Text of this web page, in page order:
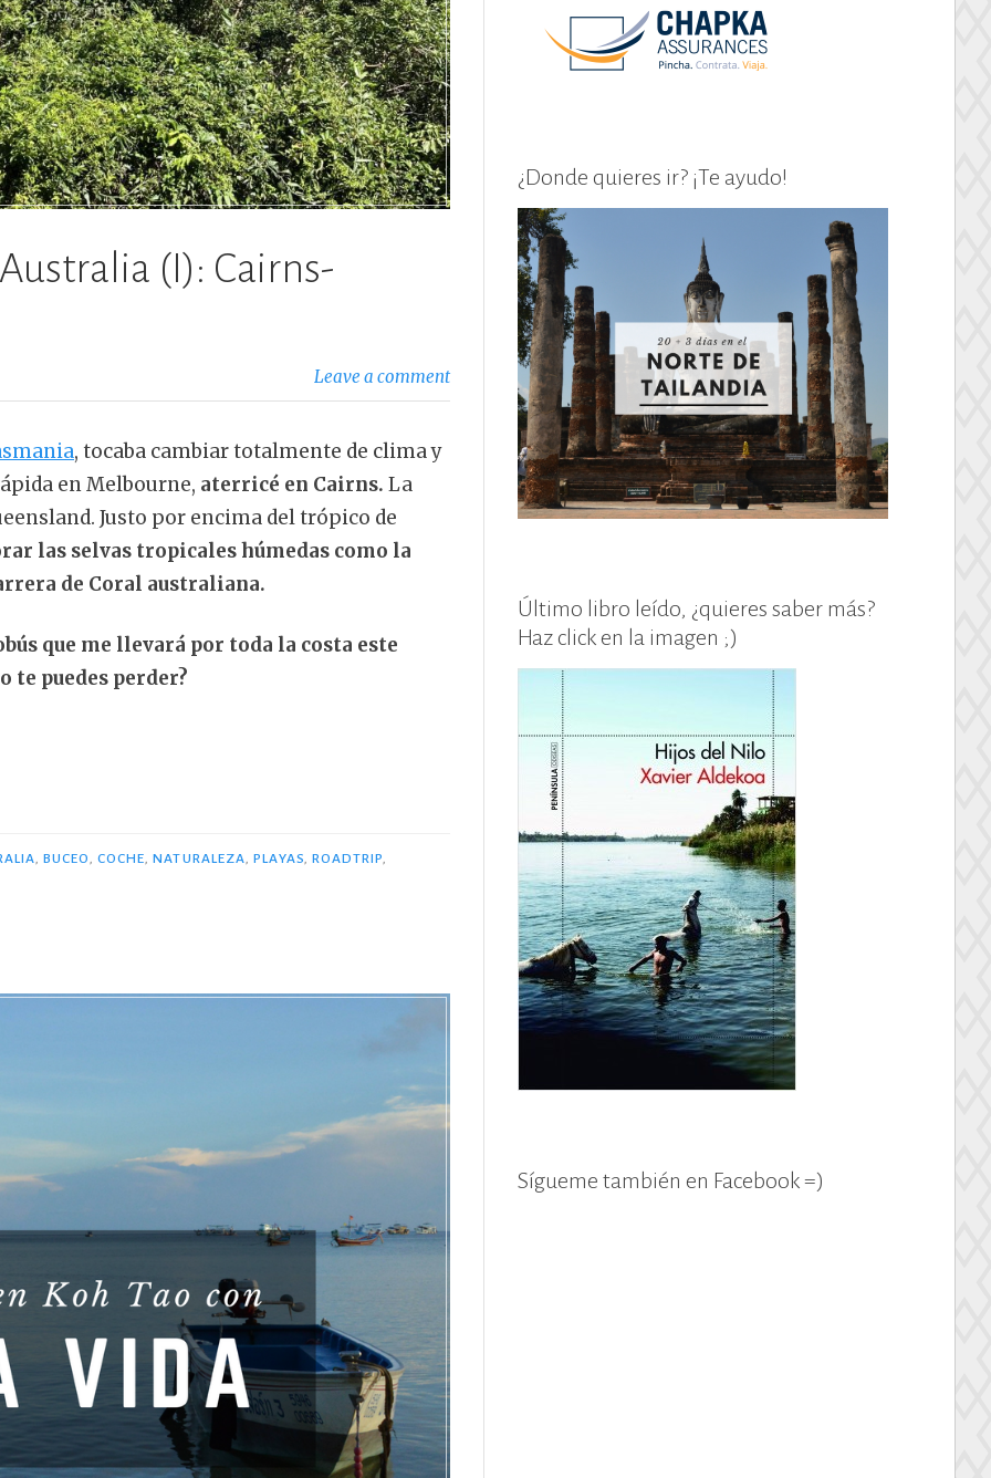
(I): Cairns-
Leave a comment
, tocaba cambiar totalmente de clima y
en Melbourne, aterricé en Cairns. La
Justo por encima del trópico de
las selvas tropicales húmedas como la
de Coral australiana.
que me llevará por toda la costa este
te puedes perder?
,BUCEO COCHE ,NATURALEZA ,PLAYAS ROADTRIP
¿Donde quieres ir? ¡Te ayudo!
Último libro leído, ¿quieres saber más?
Haz click en la imagen ;)
Sígueme también en Facebook =)